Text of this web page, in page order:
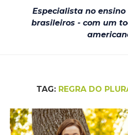
Especialista no
brasileiros - com um
TAG: REGRA DO